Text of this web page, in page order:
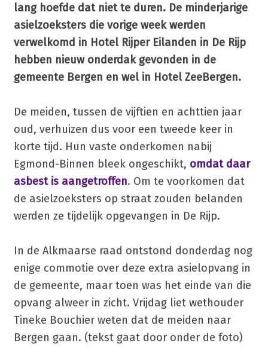
lang hoefde dat niet te duren. De minderjarige
asielzoeksters die vorige week werden
verwelkomd in Hotel Rijper Eilanden in De Rijp
hebben nieuw onderdak gevonden in de
gemeente Bergen en wel in Hotel ZeeBergen.
De meiden, tussen de vijftien en achttien jaar
oud, verhuizen dus voor een tweede keer in
korte tijd. Hun vaste onderkomen nabij
Egmond-Binnen bleek ongeschikt, omdat daar
asbest is aangetroffen. Om te voorkomen dat
de asielzoeksters op straat zouden belanden
werden ze tijdelijk opgevangen in De Rijp.
In de Alkmaarse raad ontstond donderdag nog
enige commotie over deze extra asielopvang in
de gemeente, maar toen was het einde van die
opvang alweer in zicht. Vrijdag liet wethouder
Tineke Bouchier weten dat de meiden naar
Bergen gaan. (tekst gaat door onder de foto)